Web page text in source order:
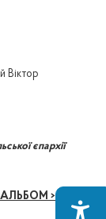
Віктор
єпархії
>>>